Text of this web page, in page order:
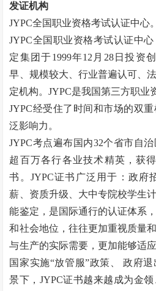
发证机构
JYPC全国职业资格考试认证中心。
JYPC全国职业资格考试认证中
定集团于1999年12月28日投资
早、规模较大、行业普遍认可、
定机构。JYPC是我国第三方职业
JYPC经受住了时间和市场的双
泛影响力。
JYPC考点遍布国内32个省市自
超百万各行各业技术精英，获
书。JYPC证书广泛用于：政府
薪、资质升级、大中专院校学生
能鉴定，是国际通行的认证体系
和社会地位，往往更加重视质量
与生产的实际需要，更加能够适
国家实施“放管服”政策、
政府退
景下，JYPC证书越来越成为金